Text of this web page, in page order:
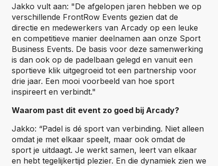
Jakko vult aan: "De afgelopen jaren hebben we op
verschillende FrontRow Events gezien dat de
directie en medewerkers van Arcady op een leuke
en competitieve manier deelnamen aan onze Sport
Business Events. De basis voor deze samenwerking
is dan ook op de padelbaan gelegd en vanuit een
sportieve klik uitgegroeid tot een partnership voor
drie jaar. Een mooi voorbeeld van hoe sport
inspireert en verbindt."
Waarom past dit event zo goed bij Arcady?
Jakko: “Padel is dé sport van verbinding. Niet alleen
omdat je met elkaar speelt, maar ook omdat de
sport je uitdaagt. Je werkt samen, leert van elkaar
en hebt tegelijkertijd plezier. En die dynamiek zien we